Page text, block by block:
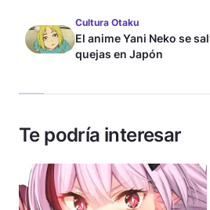
Cultura Otaku
El anime Yani Neko se
quejas en Japón
Te podría interesar